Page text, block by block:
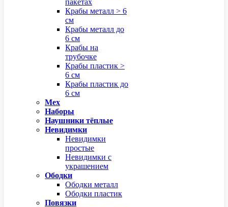
пакетах
Крабы металл > 6
см
Крабы металл до
6 см
Крабы на
трубочке
Крабы пластик >
6 см
Крабы пластик до
6 см
Мех
Наборы
Наушники тёплые
Невидимки
Невидимки
простые
Невидимки с
украшением
Ободки
Ободки металл
Ободки пластик
Повязки